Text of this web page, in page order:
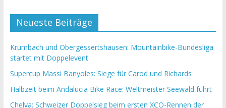
Neueste Beiträge
Krumbach und Obergessertshausen: Mountainbike-Bundesliga
startet mit Doppelevent
Supercup Massi Banyoles: Siege für Carod und Richards
Halbzeit beim Andalucia Bike Race: Weltmeister Seewald führt
Chelva: Schweizer Doppelsieg beim ersten XCO-Rennen der